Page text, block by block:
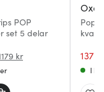
POP
set 5 delar
kr
Oxo
Pop
137 kr
I